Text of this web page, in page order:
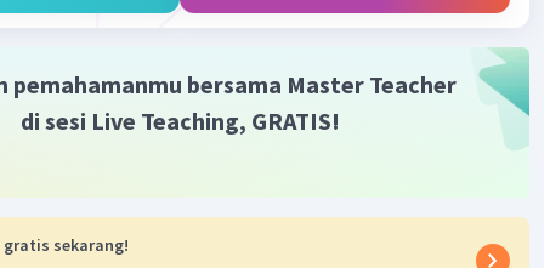
pemahamanmu bersama Master Teacher
di sesi Live Teaching, GRATIS!
gratis sekarang!